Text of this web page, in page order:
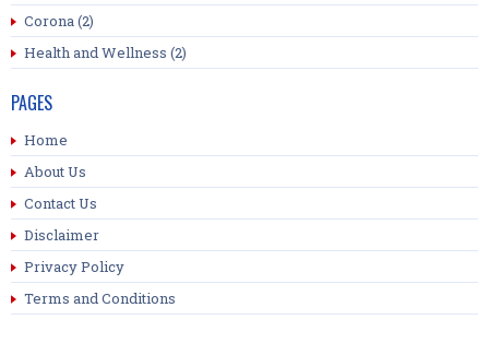
Corona(2)
Health and Wellness (2)
PAGES
Home
About Us
Contact Us
Disclaimer
Privacy Policy
Terms and Conditions